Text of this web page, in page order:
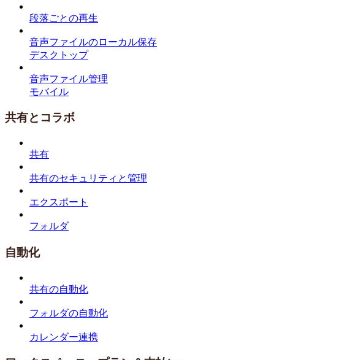
段落ごとの再生
音声ファイルのローカル保存
デスクトップ
音声ファイル管理
モバイル
共有とコラボ
共有
共有のセキュリティと管理
エクスポート
フォルダ
自動化
共有の自動化
フォルダの自動化
カレンダー連携